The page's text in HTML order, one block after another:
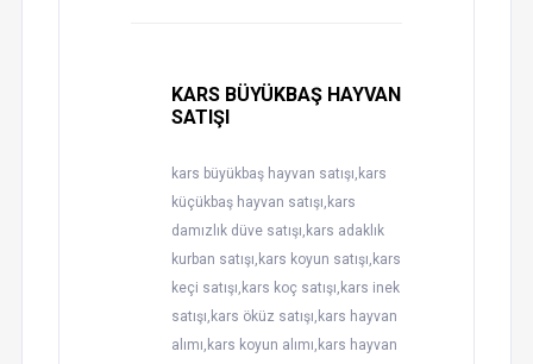
KARS BÜYÜKBAŞ HAYVAN
SATIŞI
kars büyükbaş hayvan satışı,kars
küçükbaş hayvan satışı,kars
damızlık düve satışı,kars adaklık
kurban satışı,kars koyun satışı,kars
keçi satışı,kars koç satışı,kars inek
satışı,kars öküz satışı,kars hayvan
alımı,kars koyun alımı,kars hayvan